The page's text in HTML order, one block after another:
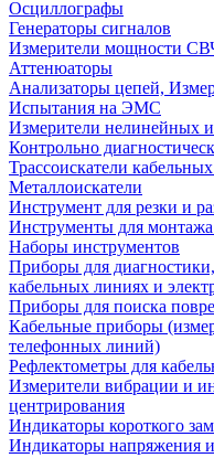
Осциллографы
Генераторы сигналов
Измерители мощности
Аттенюаторы
Анализаторы цепей,
Испытания на ЭМС
Измерители нелинейных
Контрольно
Трассоискатели
Металлоискатели
Инструмент для резки и
Инструменты для
Наборы инструментов
Приборы для
кабельных линиях и
Приборы для поиска
Кабельные приборы
телефонных линий)
Рефлектометры для
Измерители вибрации и
центрирования
Индикаторы короткого
Индикаторы напряжения